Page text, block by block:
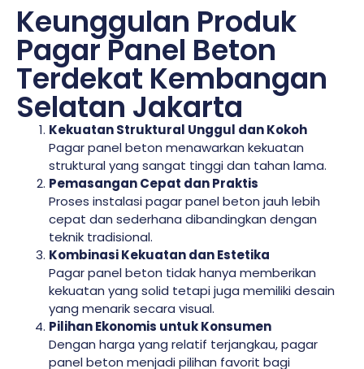
Keunggulan Produk
Pagar Panel Beton
Terdekat Kembangan
Selatan Jakarta
Kekuatan Struktural Unggul dan Kokoh
Pagar panel beton menawarkan kekuatan
struktural yang sangat tinggi dan tahan lama.
Pemasangan Cepat dan Praktis
Proses instalasi pagar panel beton jauh lebih
cepat dan sederhana dibandingkan dengan
teknik tradisional.
Kombinasi Kekuatan dan Estetika
Pagar panel beton tidak hanya memberikan
kekuatan yang solid tetapi juga memiliki desain
yang menarik secara visual.
Pilihan Ekonomis untuk Konsumen
Dengan harga yang relatif terjangkau, pagar
panel beton menjadi pilihan favorit bagi